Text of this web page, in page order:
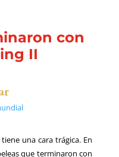
con
II
una cara trágica. En
que terminaron con